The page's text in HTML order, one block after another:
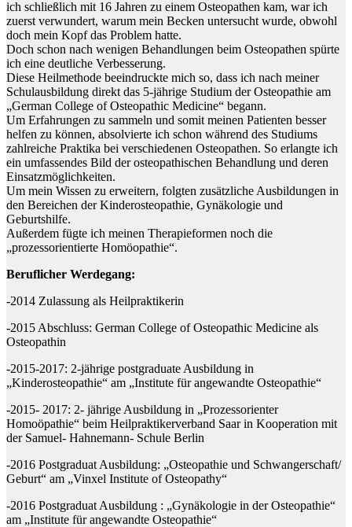
ich schließlich mit 16 Jahren zu einem Osteopathen kam, war ich
zuerst verwundert, warum mein Becken untersucht wurde, obwohl
doch mein Kopf das Problem hatte.
Doch schon nach wenigen Behandlungen beim Osteopathen spürte
ich eine deutliche Verbesserung.
Diese Heilmethode beeindruckte mich so, dass ich nach meiner
Schulausbildung direkt das 5-jährige Studium der Osteopathie am
„German College of Osteopathic Medicine“ begann.
Um Erfahrungen zu sammeln und somit meinen Patienten besser
helfen zu können, absolvierte ich schon während des Studiums
zahlreiche Praktika bei verschiedenen Osteopathen. So erlangte ich
ein umfassendes Bild der osteopathischen Behandlung und deren
Einsatzmöglichkeiten.
Um mein Wissen zu erweitern, folgten zusätzliche Ausbildungen in
den Bereichen der Kinderosteopathie, Gynäkologie und
Geburtshilfe.
Außerdem fügte ich meinen Therapieformen noch die
„prozessorientierte Homöopathie“.
Beruflicher Werdegang:
-2014 Zulassung als Heilpraktikerin
-2015 Abschluss: German College of Osteopathic Medicine als
Osteopathin
-2015-2017: 2-jährige postgraduate Ausbildung in
„Kinderosteopathie“ am „Institute für angewandte Osteopathie“
-2015- 2017: 2- jährige Ausbildung in „Prozessorienter
Homoöpathie“ beim Heilpraktikerverband Saar in Kooperation mit
der Samuel- Hahnemann- Schule Berlin
-2016 Postgraduat Ausbildung: „Osteopathie und Schwangerschaft/
Geburt“ am „Vinxel Institute of Osteopathy“
-2016 Postgraduat Ausbildung : „Gynäkologie in der Osteopathie“
am „Institute für angewandte Osteopathie“